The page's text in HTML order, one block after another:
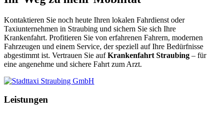
Kontaktieren Sie noch heute Ihren lokalen Fahrdienst oder
Taxiunternehmen in Straubing und sichern Sie sich Ihre
Krankenfahrt. Profitieren Sie von erfahrenen Fahrern, modernen
Fahrzeugen und einem Service, der speziell auf Ihre Bedürfnisse
abgestimmt ist. Vertrauen Sie aufKrankenfahrt Straubing – für
eine angenehme und sichere Fahrt zum Arzt.
Leistungen